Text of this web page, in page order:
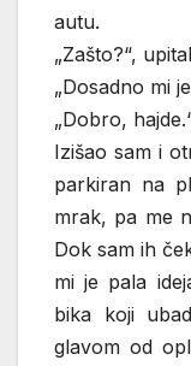
autu.
„Zašto?“,
„Dosadno mi
„Dobro,
Izišao sam i
parkiran na
mrak, pa me
Dok sam ih
mi je pala
bika koji
glavom od